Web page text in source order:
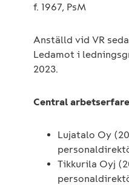
f. 1967, PsM
Anställd vid VR
Ledamot i
2023.
Central
Lujatalo Oy
Tikkurila Oyj